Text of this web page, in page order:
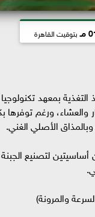
بتوقيت القاهرة
بمعهد
والعشاء، ورغم
الأصلي الغني.
لتصنيع
والمرونة)